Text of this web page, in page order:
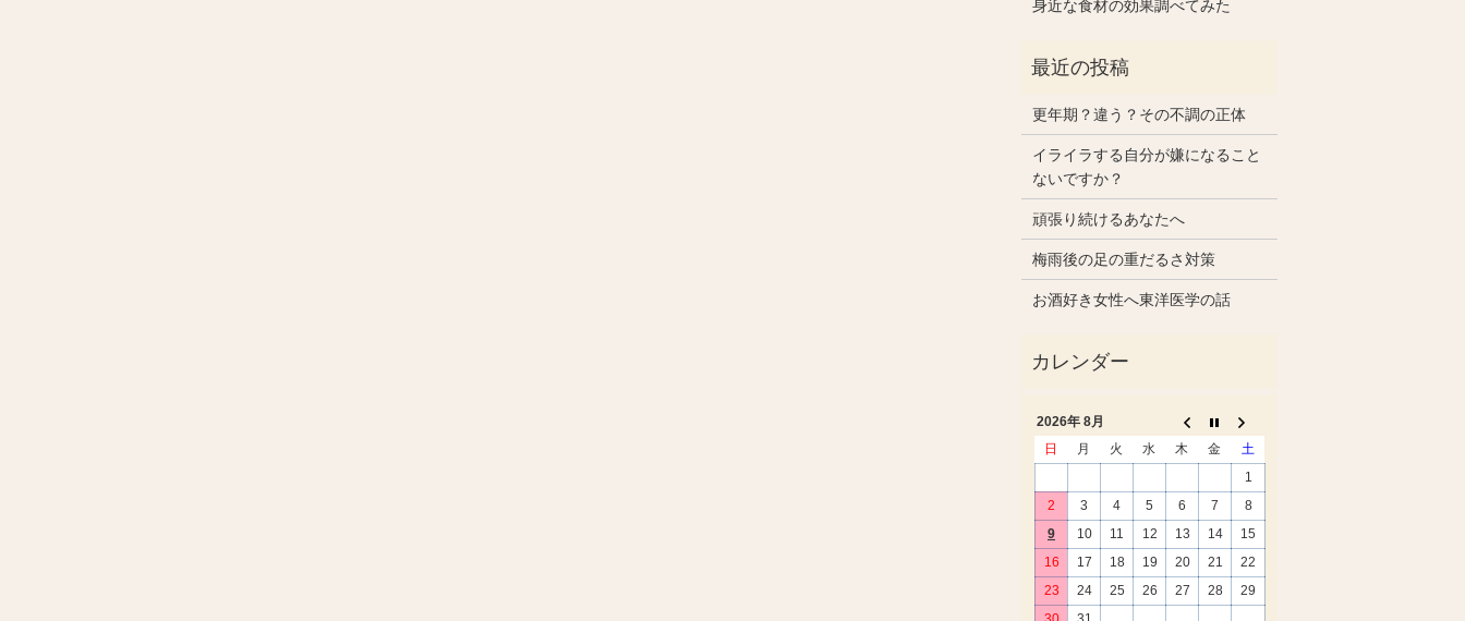
身近な食材の効果調べてみた
更年期？違う？その不調の正体
イライラする自分が嫌になること
ないですか？
頑張り続けるあなたへ
梅雨後の足の重だるさ対策
お酒好き女性へ東洋医学の話
2026年 8月
日
月 火 水 木 金
土
1
2
3 4 5 6 7
8
9
10 11 12 13 14
15
16
17 18 19 20 21
22
23
24 25 26 27 28
29